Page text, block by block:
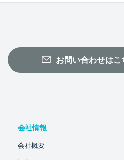
お問い合わせはこ
会社情報
会社概要